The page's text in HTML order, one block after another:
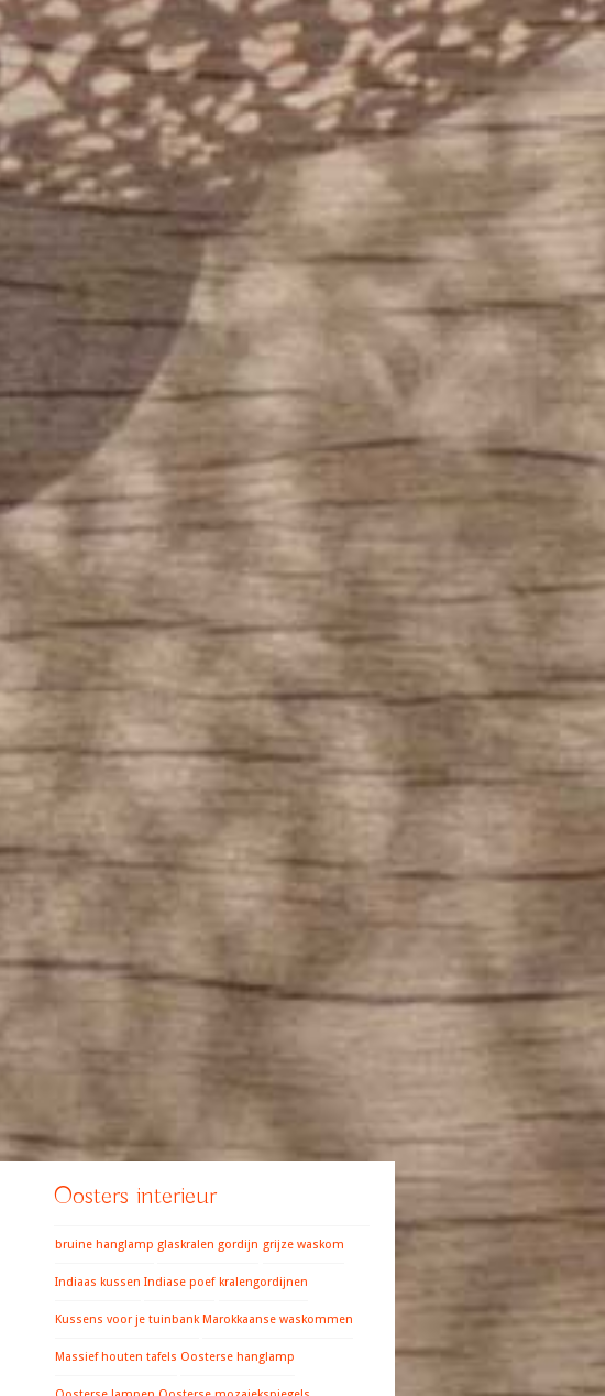
Oosters interieur
bruine hanglamp glaskralen gordijn grijze waskom
Indiaas kussen Indiase poef kralengordijnen
Kussens voor je tuinbank Marokkaanse waskommen
Massief houten tafels Oosterse hanglamp